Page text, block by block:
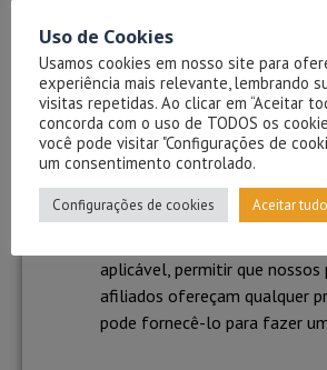
interesses e apresentando
semelhantes que possam ser
interesse.
Vários parceiros anunciam em
os cookies de rastreamento
simplesmente nos permitem
clientes acessaram o site
sites de nossos parceiros, para
aplicável, permitir que nossos
afiliados ofereçam qualquer
pode fornecê-lo para fazer
Uso de Cookies
Usamos cookies em nosso site para
experiência mais relevante, lembrando
visitas repetidas. Ao clicar em “Aceitar
concorda com o uso de TODOS os
você pode visitar "Configurações de
um consentimento controlado.
Configurações de cookies Aceitar tudo